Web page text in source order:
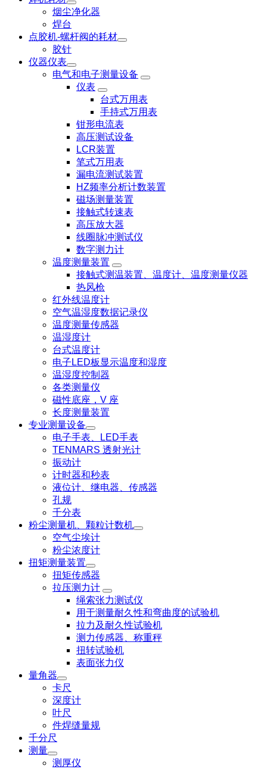
烟尘净化器
焊台
点胶机-螺杆阀的耗材
胶针
仪器仪表
电气和电子测量设备
仪表
台式万用表
手持式万用表
钳形电流表
高压测试设备
LCR装置
笔式万用表
漏电流测试装置
HZ频率分析计数装置
磁场测量装置
接触式转速表
高压放大器
线圈脉冲测试仪
数字测力计
温度测量装置
接触式测温装置、温度计、温度测量仪器
热风枪
红外线温度计
空气温湿度数据记录仪
温度测量传感器
温湿度计
台式温度计
电子LED板显示温度和湿度
温湿度控制器
各类测量仪
磁性底座，V 座
长度测量装置
专业测量设备
电子手表、LED手表
TENMARS 透射光计
振动计
计时器和秒表
液位计、继电器、传感器
孔规
千分表
粉尘测量机、颗粒计数机
空气尘埃计
粉尘浓度计
扭矩测量装置
扭矩传感器
拉压测力计
绳索张力测试仪
用于测量耐久性和弯曲度的试验机
拉力及耐久性试验机
测力传感器、称重秤
扭转试验机
表面张力仪
量角器
卡尺
深度计
叶尺
件焊缝量规
千分尺
测量
测厚仪